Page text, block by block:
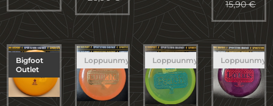
15,90€
Bigfoot
Outlet
Loppuunmyyty Loppuunmyyty